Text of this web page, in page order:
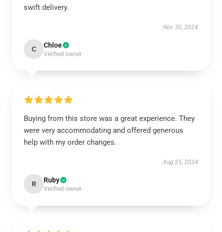
swift delivery.
Nov 30, 2024
C Chloe
Verified owner
Buying from this store was a great experience. They
were very accommodating and offered generous
help with my order changes.
Aug 25, 2024
R Ruby
Verified owner